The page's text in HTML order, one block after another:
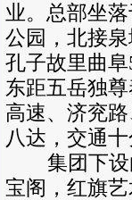
业。总部坐
公园，北接
孔子故里曲
东距五岳独
高速、济兖
八达，交通
集团下
宝阁，红旗